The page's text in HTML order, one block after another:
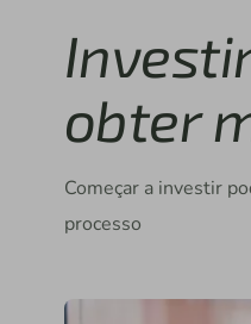
obter
Começar a investir
processo